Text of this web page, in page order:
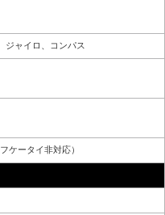
ジャイロ、コンパス
ケータイ非対応）